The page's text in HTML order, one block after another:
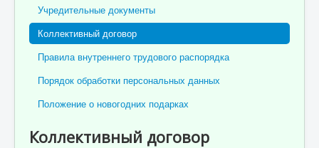
Лекарственное обеспечение
Документы
Вакансии
Связаться с нами
Учредительные документы
Коллективный договор
Правила внутреннего трудового распорядка
Порядок обработки персональных данных
Положение о новогодних подарках
Коллективный договор